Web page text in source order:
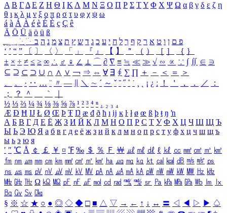
Α Β ΓΔ Ε Ζ Η Θ Ι ΚΛ Μ Ν Ξ Ο Π Ρ Σ ΤΥ Φ Χ Ψ Ω α β γ δ ε ζ η
θ ι κ λ μ ν ξ ο π ρ σ τ υ φ χ ψ ω
á à Á À é è É È ç Ç ê
Ä Ö Ü ä ö ü ß
ִֶֹ ֻּ ׁׂ פ ם ן ו ט א ר ק ף ך ל ח י ע כ ג ד ש ץ ת צ מ נ ה ב
‘ ’ “ ” 〔 〕 〈 〉 「 」 『 』 【 】 ＂ （ ） ［ ］ ｛ ｝
± × ÷ ≠ ≤ ≥ ∞ ∴ ♂ ♀ ∠ ⊥ ⌒ ∂ ∇ ≡ ≒ ≪ ≫ √ ∽ ∝ ∵ ∫ ∬ ∈ ∋
⊆ ⊇ ⊂ ⊃ ∪ ∩ ∧ ∨ ￢ ⇒ ⇔ ∀ ∃ ∮ ∑ ∏ ＋ － ＜ ＝
＞
、
。 · ‥ … ¨ 〃 ― ＼ ∼ ´ ～ ˇ ˘ ˝ ˚ ˙ ¸ ¡ ¿ ː ！ ＇ ， ． ／
：
；
？ ＾ ｀
½ ⅓ ⅔ ¼ ¾ ⅛ ⅜ ⅝ ⅞ ¹ ² ³ ⁴ ⁿ ₁ ₂ ₃ ₄
Æ Ð Ħ Ĳ Ł Ø Œ Þ Ŧ Ŋ æ đ ð ħ ı ĳ ĸ ŀ ł ø œ ß þ ŧ ŋ ŉ
А Б В Г Д Е Ё Ж З И Й К Л М Н О П Р С Т У Ф Х Ц Ч Ш Щ Ъ
Ы Ь Э Ю Я а б в г д е ё ж з и й к л м н о п р с т у ф х ц ч ш щ ъ
ы ь э ю я
′ ″ ℃ Å ￠ ￡ ￥ ¤ ℉ ‰ ＄ ％ Ｆ ￦ ㎕ ㎖ ㎗ ℓ ㎘ ㏄ ㎣ ㎤ ㎥ ㎦
㎙ ㎚ ㎛ ㎜ ㎝ ㎞ ㎟ ㎠ ㎡ ㎢ ㏊ ㎍ ㎎ ㎏ ㏏ ㎈ ㎉ ㏈ ㎧ ㎨ ㎰
㎱ ㎲ ㎳ ㎴ ㎵ ㎶ ㎷ ㎸ ㎹ ㎀ ㎁ ㎂ ㎃ ㎄ ㎺ ㎻ ㎽ ㎾ ㎿ ㎐ ㎑
㎒ ㎓ ㎔ Ω ㏀ ㏁ ㎊ ㎋ ㎌ ㏖ ㏅ ㎭ ㎮ ㎯ ㏛ ㎩ ㎪ ㎫ ㎬ ㏝ ㏐
㏓
㏃ ㏉ ㏜ ㏆
§ ※ ☆ ★ ○ ● ◎ ◇ ◆ □ ■ △ ▽ → ← ↑ ↓ ↔ 〓 ◁ ◀ ▷ ▶ ♤